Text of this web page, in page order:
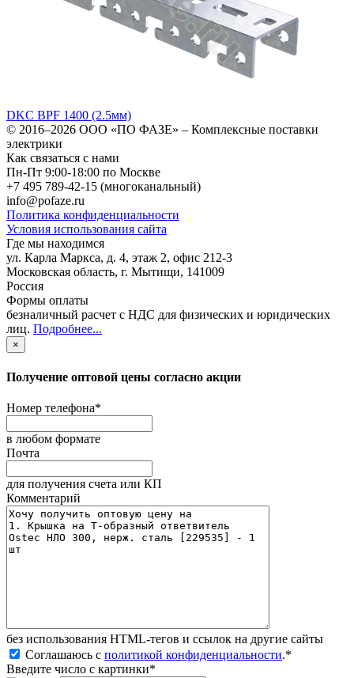
DKC BPF 1400 (2.5мм)
© 2016–2026 ООО «ПО ФАЗЕ» – Комплексные поставки
электрики
Как связаться с нами
Пн-Пт 9:00-18:00 по Москве
+7 495 789-42-15 (многоканальный)
info@pofaze.ru
Политика конфиденциальности
Условия использования сайта
Где мы находимся
ул. Карла Маркса, д. 4, этаж 2, офис 212-3
Московская область, г. Мытищи, 141009
Россия
Формы оплаты
безналичный расчет с НДС для физических и юридических
лиц. Подробнее...
×
Получение оптовой цены согласно акции
Номер телефона*
в любом формате
Почта
для получения счета или КП
Комментарий
без иcпользования HTML-тегов и ссылок на другие сайты
Соглашаюсь с политикой конфиденциальности.*
Введите число с картинки*